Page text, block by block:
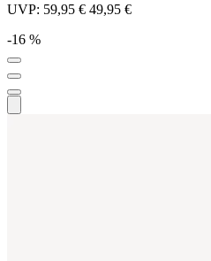
UVP: 59,95 € 49,95 €
-16 %